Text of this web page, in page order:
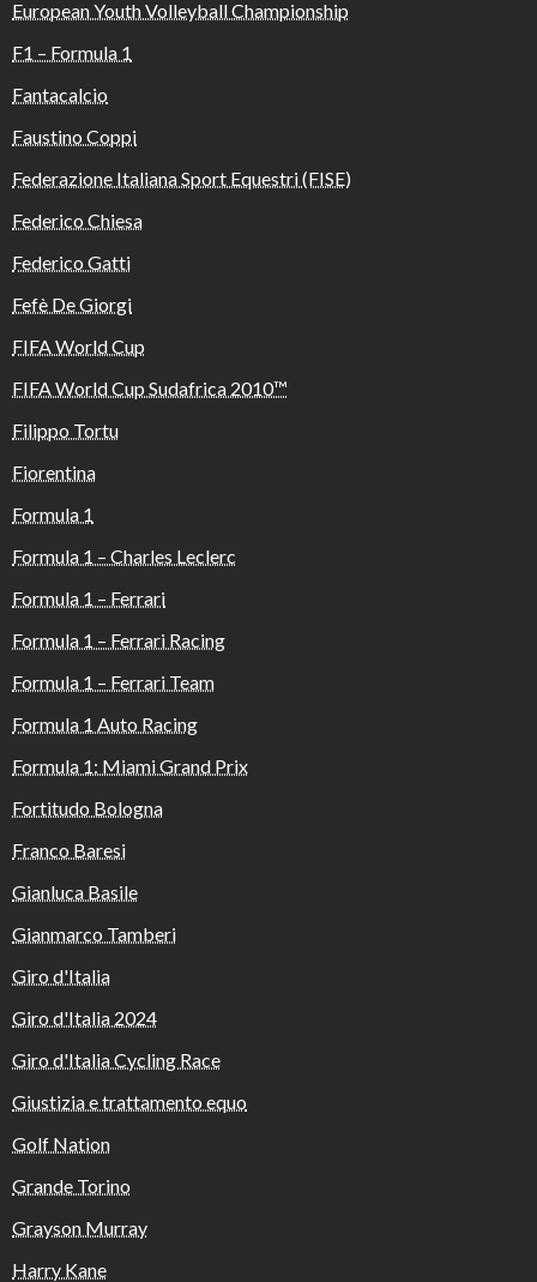
European Youth Volleyball Championship
F1 – Formula 1
Fantacalcio
Faustino Coppi
Federazione Italiana Sport Equestri (FISE)
Federico Chiesa
Federico Gatti
Fefè De Giorgi
FIFA World Cup
FIFA World Cup Sudafrica 2010™️
Filippo Tortu
Fiorentina
Formula 1
Formula 1 – Charles Leclerc
Formula 1 – Ferrari
Formula 1 – Ferrari Racing
Formula 1 – Ferrari Team
Formula 1 Auto Racing
Formula 1: Miami Grand Prix
Fortitudo Bologna
Franco Baresi
Gianluca Basile
Gianmarco Tamberi
Giro d'Italia
Giro d'Italia 2024
Giro d'Italia Cycling Race
Giustizia e trattamento equo
Golf Nation
Grande Torino
Grayson Murray
Harry Kane